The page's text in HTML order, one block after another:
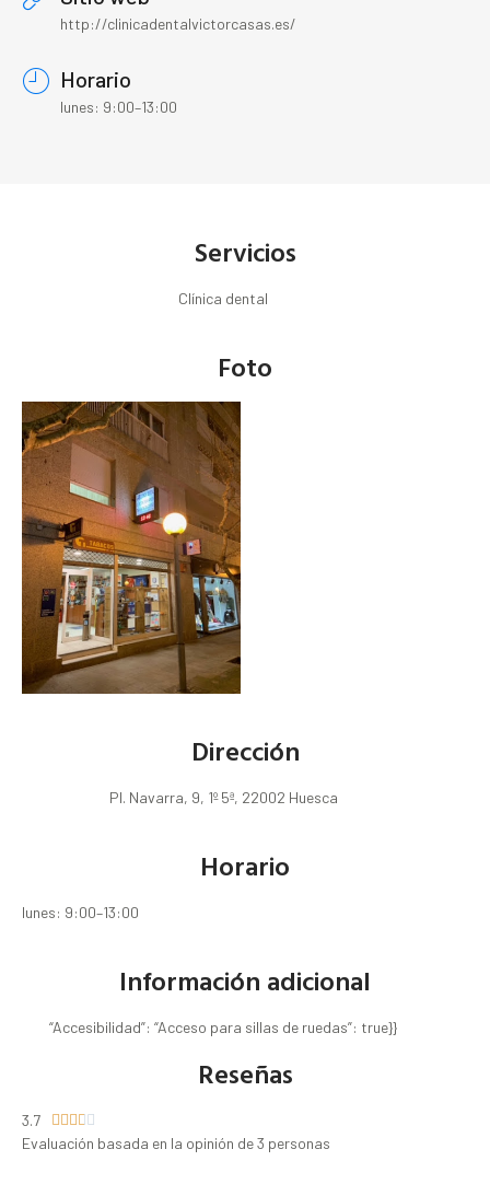
http://clinicadentalvictorcasas.es/
Horario
lunes: 9:00–13:00
Servicios
Clínica dental
Foto
Dirección
Pl. Navarra, 9, 1º 5ª, 22002 Huesca
Horario
lunes: 9:00–13:00
Información adicional
“Accesibilidad”: “Acceso para sillas de ruedas”: true}}
Reseñas
3.7     
Evaluación basada en la opinión de 3 personas